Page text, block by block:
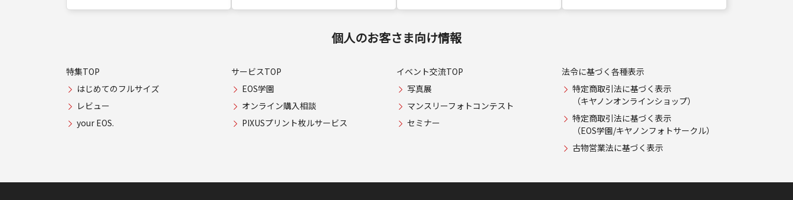
個人のお客さま向け情報
特集TOP
はじめてのフルサイズ
レビュー
your EOS.
サービスTOP
EOS学園
オンライン購入相談
PIXUSプリント枚ルサービス
イベント交流TOP
写真展
マンスリーフォトコンテスト
セミナー
法令に基づく各種表示
特定商取引法に基づく表示
（キヤノンオンラインショップ）
特定商取引法に基づく表示
（EOS学園/キヤノンフォトサークル）
古物営業法に基づく表示